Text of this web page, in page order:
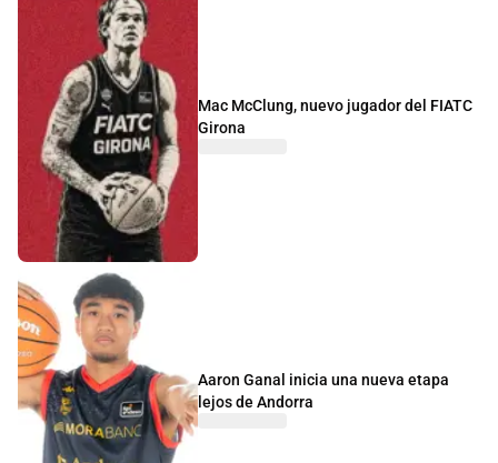
Mac McClung, nuevo jugador del FIATC
Girona
Aaron Ganal inicia una nueva etapa
lejos de Andorra